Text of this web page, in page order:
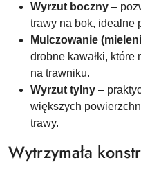
Wyrzut boczny –
trawy na bok, idealne
Mulczowanie
drobne kawałki,
na trawniku.
Wyrzut tylny –
większych
trawy.
Wytrzymała